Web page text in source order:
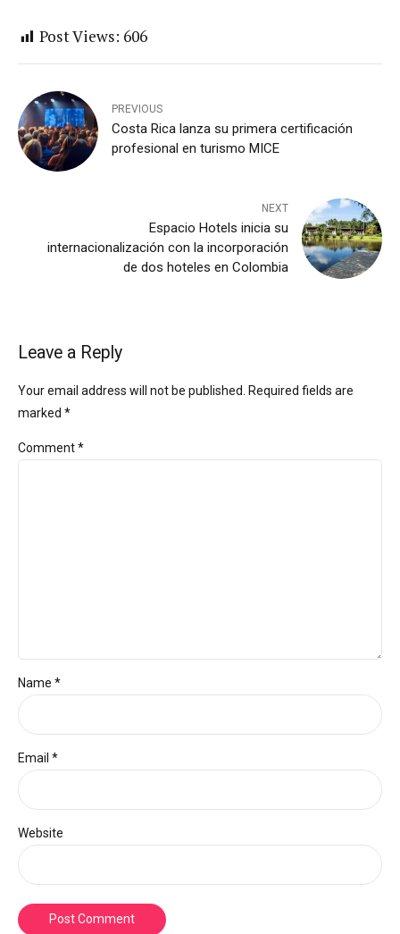
Post Views: 606
PREVIOUS
Costa Rica lanza su primera certificación
profesional en turismo MICE
NEXT
Espacio Hotels inicia su
internacionalización con la incorporación
de dos hoteles en Colombia
Leave a Reply
Your email address will not be published. Required fields are
marked *
Comment*
Name *
Email *
Website
Post Comment